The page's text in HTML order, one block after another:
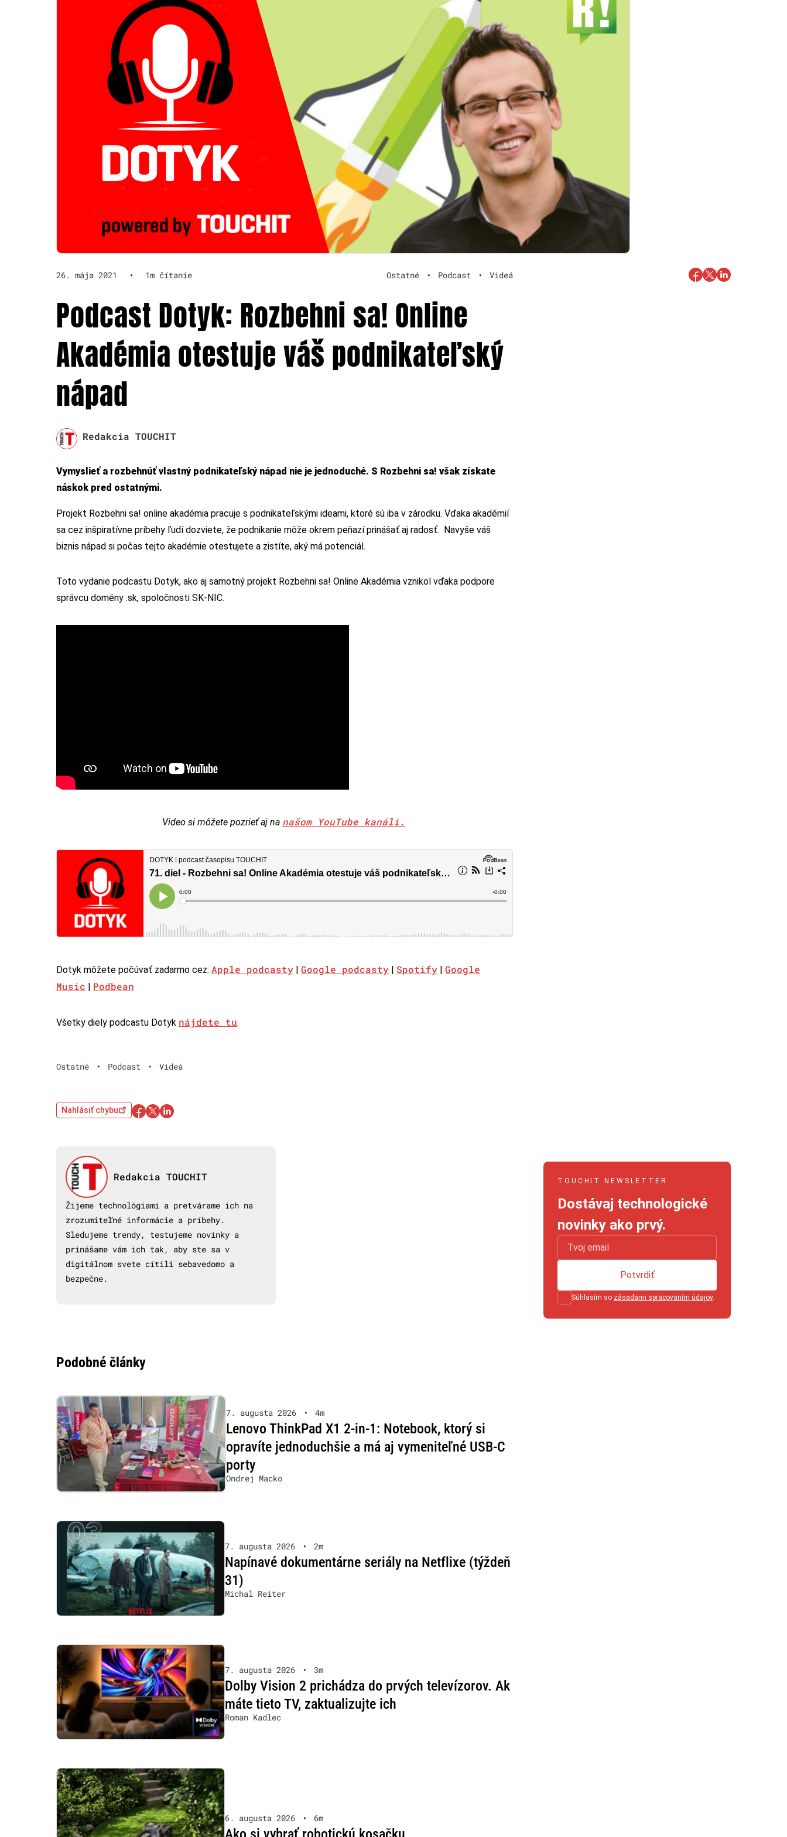
26. mája 2021 • 1m čítanie Ostatné • Podcast • Videá
Podcast Dotyk: Rozbehni sa! Online
Akadémia otestuje váš podnikateľský
nápad
Redakcia TOUCHIT
Vymyslieť a rozbehnúť vlastný podnikateľský nápad nie je jednoduché. S Rozbehni sa! však získate
náskok pred ostatnými.
Projekt Rozbehni sa! online akadémia pracuje s podnikateľskými ideami, ktoré sú iba v zárodku. Vďaka akadémií
sa cez inšpiratívne príbehy ľudí dozviete, že podnikanie môže okrem peňazí prinášať aj radosť. Navyše váš
biznis nápad si počas tejto akadémie otestujete a zistíte, aký má potenciál.
Toto vydanie podcastu Dotyk, ako aj samotný projekt Rozbehni sa! Online Akadémia vznikol vďaka podpore
správcu domény .sk, spoločnosti SK-NIC.
Video si môžete pozrieť aj na našom YouTube kanáli.
Dotyk môžete počúvať zadarmo cez: Apple podcasty Google podcasty Spotify
Google
Music
Podbean
Všetky diely podcastu Dotyk nájdete tu.
Ostatné • Podcast • Videá
Nahlásiť chybu
Redakcia TOUCHIT
Žijeme technológiami a pretvárame ich na
zrozumiteľné informácie a príbehy.
Sledujeme trendy, testujeme novinky a
prinášame vám ich tak, aby ste sa v
digitálnom svete cítili sebavedomo a
bezpečne.
Podobné články
7. augusta 2026 • 4m
Lenovo ThinkPad X1 2-in-1: Notebook, ktorý si
opravíte jednoduchšie a má aj vymeniteľné USB-C
porty
Ondrej Macko
7. augusta 2026 • 2m
Napínavé dokumentárne seriály na Netflixe (týždeň
31)
Michal Reiter
7. augusta 2026 • 3m
Dolby Vision 2 prichádza do prvých televízorov. Ak
máte tieto TV, zaktualizujte ich
Roman Kadlec
6. augusta 2026 • 6m
TOUCHIT NEWSLETTER
Dostávaj technologické
novinky ako prvý.
Súhlasím so zásadami spracovaním údajov.
Potvrdiť